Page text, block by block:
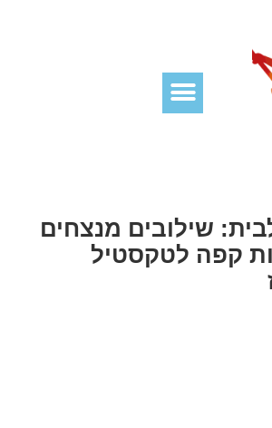
שילובים מנצחים
קפה לטקסטיל